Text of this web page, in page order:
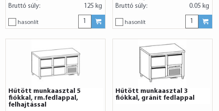
Bruttó súly:
125 kg
hasonlít
Bruttó súly:
0.05 kg
hasonlít
Hűtött munkaasztal 5
fiókkal, rm.fedlappal,
felhajtással
Hűtött munkaasztal 3
fiókkal, gránit fedlappal